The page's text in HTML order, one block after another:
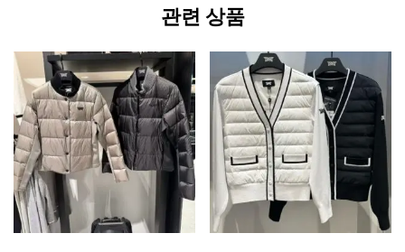
관련 상품